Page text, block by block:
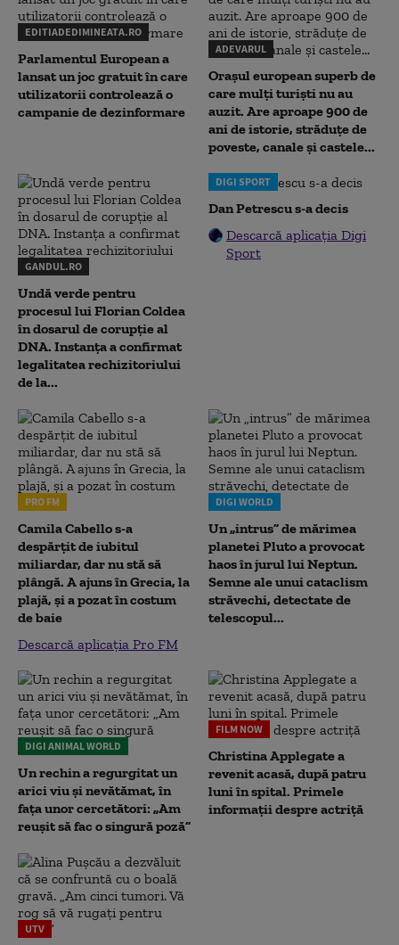
EDITIADEDIMINEATA.RO
Parlamentul European a
lansat un joc gratuit în care
utilizatorii controlează o
campanie de dezinformare
ADEVARUL
Orașul european superb de
care mulți turiști nu au
auzit. Are aproape 900 de
ani de istorie, străduțe de
poveste, canale și castele...
GANDUL.RO
Undă verde pentru
procesul lui Florian Coldea
în dosarul de corupție al
DNA. Instanța a confirmat
legalitatea rechizitoriului
de la...
DIGI SPORT
Dan Petrescu s-a decis
Descarcă aplicația Digi
Sport
PRO FM
Camila Cabello s-a
despărțit de iubitul
miliardar, dar nu stă să
plângă. A ajuns în Grecia, la
plajă, și a pozat în costum
de baie
Descarcă aplicația Pro FM
DIGI WORLD
Un „intrus” de mărimea
planetei Pluto a provocat
haos în jurul lui Neptun.
Semne ale unui cataclism
străvechi, detectate de
telescopul...
DIGI ANIMAL WORLD
Un rechin a regurgitat un
arici viu și nevătămat, în
fața unor cercetători: „Am
reușit să fac o singură poză”
FILM NOW
Christina Applegate a
revenit acasă, după patru
luni în spital. Primele
informații despre actriță
UTV